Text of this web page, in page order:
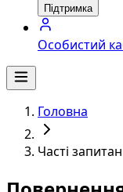
Підтримка
Особистий
Головна
Часті